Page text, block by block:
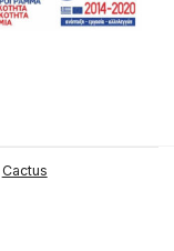
Cactus